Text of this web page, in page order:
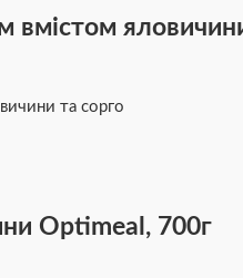
вмістом
та сорго
Optimeal, 700г